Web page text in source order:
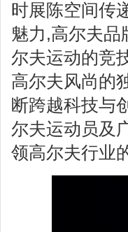
时展陈空间传
魅力,高尔夫品
尔夫运动的竞
高尔夫风尚的
断跨越科技与
尔夫运动员及
领高尔夫行业